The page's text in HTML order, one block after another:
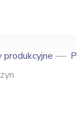
produkcyjne